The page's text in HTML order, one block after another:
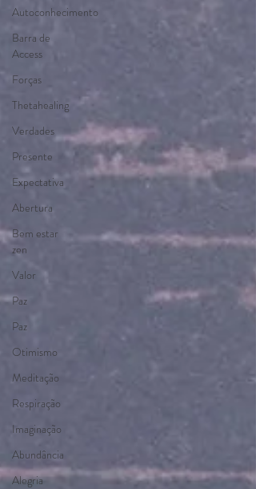
Autoconhecimento
Barra de
Access
Forças
Thetahealing
Verdades
Presente
Expectativa
Abertura
Bem estar
zen
Valor
Paz
Paz
Otimismo
Meditação
Respiração
Imaginação
Abundância
Alegria